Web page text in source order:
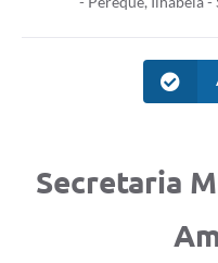
Secretaria